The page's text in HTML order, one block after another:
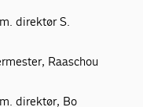
direktør S.
Raaschou
direktør, Bo